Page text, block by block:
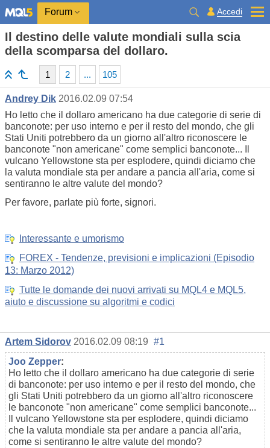
Forum Accedi
Il destino delle valute mondiali sulla scia
della scomparsa del dollaro.
1 2 ... 105
Andrey Dik 2016.02.09 07:54
Ho letto che il dollaro americano ha due categorie di serie di
banconote: per uso interno e per il resto del mondo, che gli
Stati Uniti potrebbero da un giorno all'altro riconoscere le
banconote "non americane" come semplici banconote... Il
vulcano Yellowstone sta per esplodere, quindi diciamo che
la valuta mondiale sta per andare a pancia all'aria, come si
sentiranno le altre valute del mondo?
Per favore, parlate più forte, signori.
Interessante e umorismo
FOREX - Tendenze, previsioni e implicazioni (Episodio
13: Marzo 2012)
Tutte le domande dei nuovi arrivati su MQL4 e MQL5,
aiuto e discussione su algoritmi e codici
Artem Sidorov 2016.02.09 08:19 #1
Joo Zepper:
Ho letto che il dollaro americano ha due categorie di serie
di banconote: per uso interno e per il resto del mondo, che
gli Stati Uniti potrebbero da un giorno all'altro riconoscere
le banconote "non americane" come semplici banconote...
Il vulcano Yellowstone sta per esplodere, quindi diciamo
che la valuta mondiale sta per andare a pancia all'aria,
come si sentiranno le altre valute del mondo?